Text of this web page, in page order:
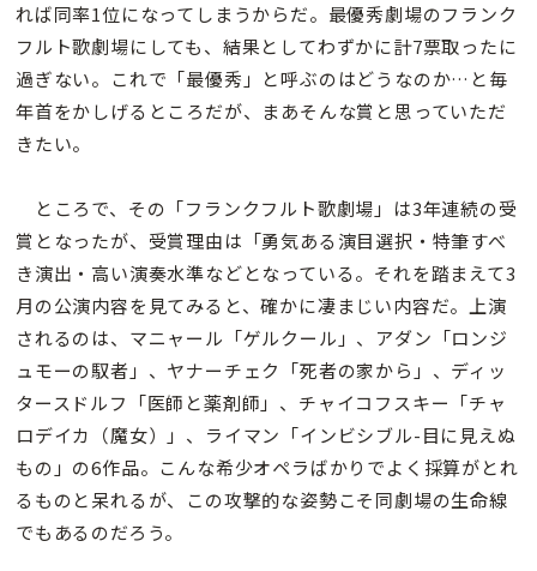
れば同率1位になってしまうからだ。最優秀劇場のフランク
フルト歌劇場にしても、結果としてわずかに計7票取ったに
過ぎない。これで「最優秀」と呼ぶのはどうなのか…と毎
年首をかしげるところだが、まあそんな賞と思っていただ
きたい。
ところで、その「フランクフルト歌劇場」は3年連続の受
賞となったが、受賞理由は「勇気ある演目選択・特筆すべ
き演出・高い演奏水準などとなっている。それを踏まえて3
月の公演内容を見てみると、確かに凄まじい内容だ。上演
されるのは、マニャール「ゲルクール」、アダン「ロンジ
ュモーの馭者」、ヤナーチェク「死者の家から」、ディッ
タースドルフ「医師と薬剤師」、チャイコフスキー「チャ
ロデイカ（魔女）」、ライマン「インビシブル-目に見えぬ
もの」の6作品。こんな希少オペラばかりでよく採算がとれ
るものと呆れるが、この攻撃的な姿勢こそ同劇場の生命線
でもあるのだろう。